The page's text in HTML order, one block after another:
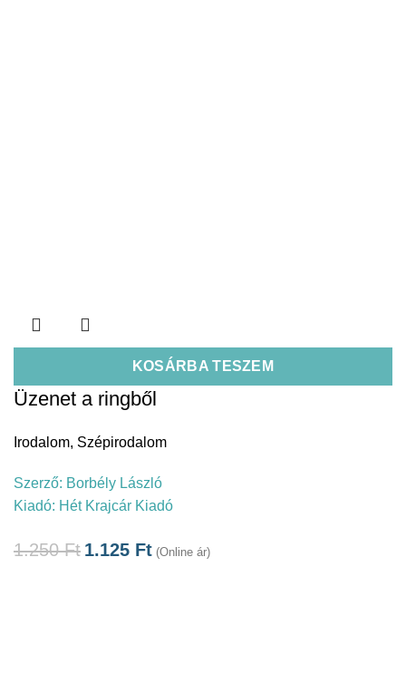
KOSÁRBA TESZEM
Üzenet a ringből
Irodalom, Szépirodalom
Szerző: Borbély László
Kiadó: Hét Krajcár Kiadó
1.250Ft 1.125 Ft (Online ár)